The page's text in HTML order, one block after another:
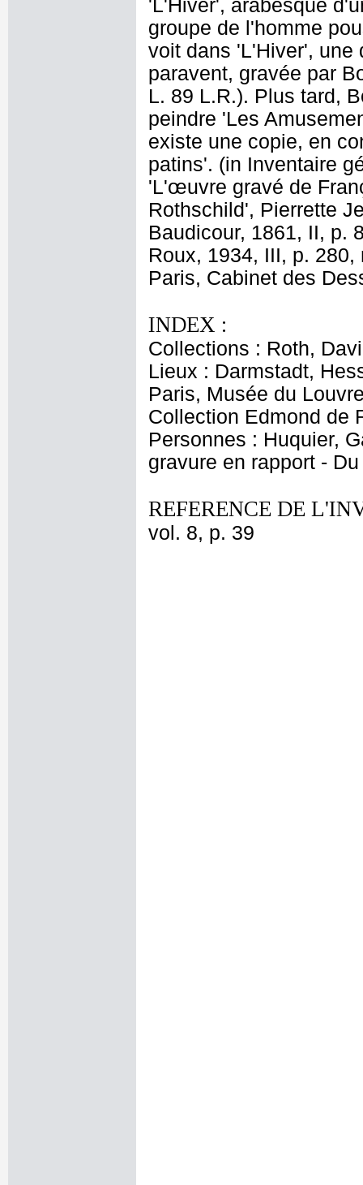
'L'Hiver', arabesque
groupe de l'homme
voit dans 'L'Hiver', une
paravent, gravée par
L. 89 L.R.). Plus tard,
peindre 'Les
existe une copie, en
patins'. (in Inventaire
'L'œuvre gravé de
Rothschild', Pierrette
Baudicour, 1861, II, p.
Roux, 1934, III, p. 280,
Paris, Cabinet des
INDEX :
Collections : Roth,
Lieux : Darmstadt,
Paris, Musée du
Collection Edmond de
Personnes : Huquier,
gravure en rapport -
REFERENCE DE
vol. 8, p. 39